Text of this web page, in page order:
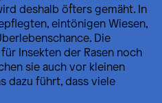
deshalb öfters gemäht. In
eintönigen Wiesen,
Die
Insekten der Rasen noch
sie auch vor kleinen
dazu führt, dass viele